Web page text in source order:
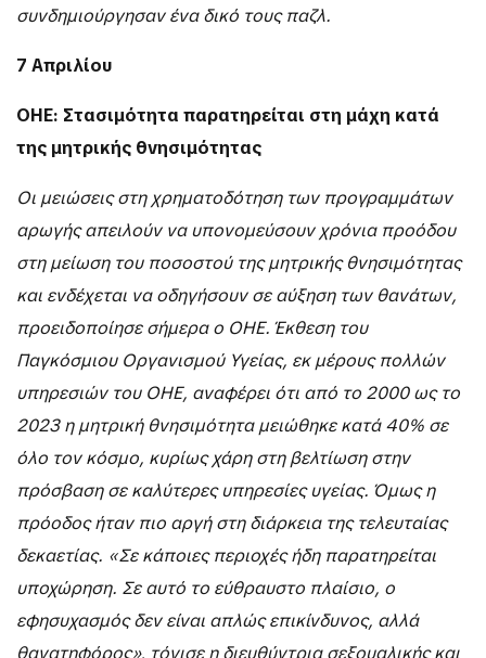
συνδημιούργησαν ένα δικό τους παζλ.
7 Απριλίου
ΟΗΕ: Στασιμότητα παρατηρείται στη μάχη κατά
της μητρικής θνησιμότητας
Οι μειώσεις στη χρηματοδότηση των προγραμμάτων
αρωγής απειλούν να υπονομεύσουν χρόνια προόδου
στη μείωση του ποσοστού της μητρικής θνησιμότητας
και ενδέχεται να οδηγήσουν σε αύξηση των θανάτων,
προειδοποίησε σήμερα ο ΟΗΕ. Έκθεση του
Παγκόσμιου Οργανισμού Υγείας, εκ μέρους πολλών
υπηρεσιών του ΟΗΕ, αναφέρει ότι από το 2000 ως το
2023 η μητρική θνησιμότητα μειώθηκε κατά 40% σε
όλο τον κόσμο, κυρίως χάρη στη βελτίωση στην
πρόσβαση σε καλύτερες υπηρεσίες υγείας. Όμως η
πρόοδος ήταν πιο αργή στη διάρκεια της τελευταίας
δεκαετίας. «Σε κάποιες περιοχές ήδη παρατηρείται
υποχώρηση. Σε αυτό το εύθραυστο πλαίσιο, ο
εφησυχασμός δεν είναι απλώς επικίνδυνος, αλλά